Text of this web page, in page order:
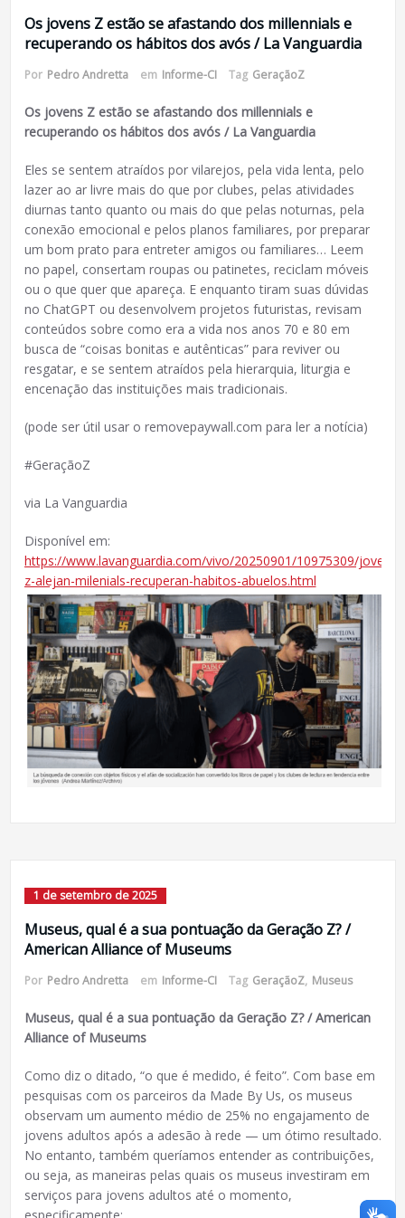
Os jovens Z estão se afastando dos millennials e
recuperando os hábitos dos avós / La Vanguardia
Por Pedro Andretta em Informe-CI Tag GeraçãoZ
Os jovens Z estão se afastando dos millennials e
recuperando os hábitos dos avós / La Vanguardia
Eles se sentem atraídos por vilarejos, pela vida lenta, pelo
lazer ao ar livre mais do que por clubes, pelas atividades
diurnas tanto quanto ou mais do que pelas noturnas, pela
conexão emocional e pelos planos familiares, por preparar
um bom prato para entreter amigos ou familiares… Leem
no papel, consertam roupas ou patinetes, reciclam móveis
ou o que quer que apareça. E enquanto tiram suas dúvidas
no ChatGPT ou desenvolvem projetos futuristas, revisam
conteúdos sobre como era a vida nos anos 70 e 80 em
busca de “coisas bonitas e autênticas” para reviver ou
resgatar, e se sentem atraídos pela hierarquia, liturgia e
encenação das instituições mais tradicionais.
(pode ser útil usar o removepaywall.com para ler a notícia)
#GeraçãoZ
via La Vanguardia
Disponível em:
https://www.lavanguardia.com/vivo/20250901/10975309/
z-alejan-milenials-recuperan-habitos-abuelos.html
1 de setembro de 2025
Museus, qual é a sua pontuação da Geração Z? /
American Alliance of Museums
Por Pedro Andretta em Informe-CI Tag GeraçãoZ, Museus
Museus, qual é a sua pontuação da Geração Z? / American
Alliance of Museums
Como diz o ditado, “o que é medido, é feito”. Com base em
pesquisas com os parceiros da Made By Us, os museus
observam um aumento médio de 25% no engajamento de
jovens adultos após a adesão à rede — um ótimo resultado.
No entanto, também queríamos entender as contribuições,
ou seja, as maneiras pelas quais os museus investiram em
serviços para jovens adultos até o momento,